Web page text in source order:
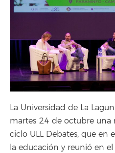
La Universidad de La
martes 24 de octubre una
ciclo ULL Debates, que en
la educación y reunió en